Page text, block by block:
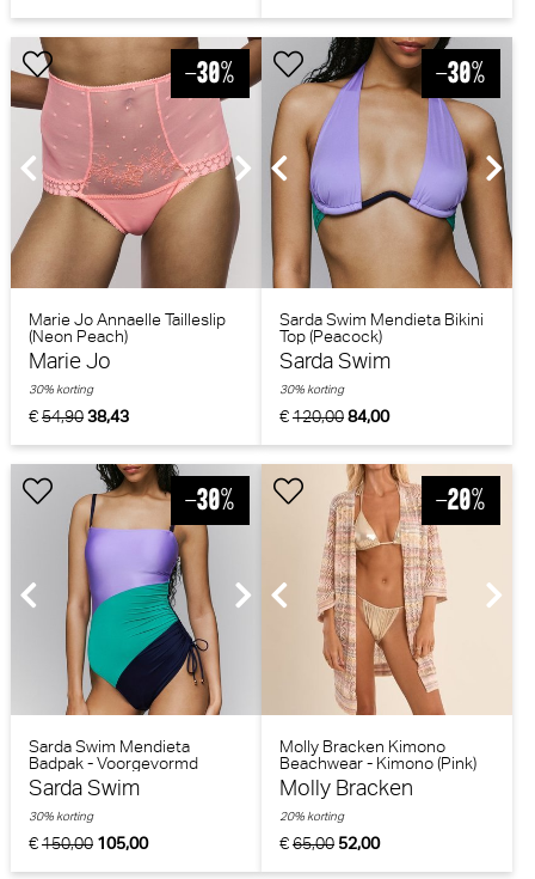
Marie Jo Annaelle Tailleslip
(Neon Peach)
Marie Jo
€54,9038,43
30% korting
Sarda Swim Mendieta Bikini
Top (Peacock)
Sarda Swim
€120,0084,00
30% korting
Sarda Swim Mendieta
Badpak - Voorgevormd
(Peacock)
Sarda Swim
€150,00 105,00
30% korting
Molly Bracken Kimono
Beachwear - Kimono (Pink)
Molly Bracken
€65,00 52,00
20% korting